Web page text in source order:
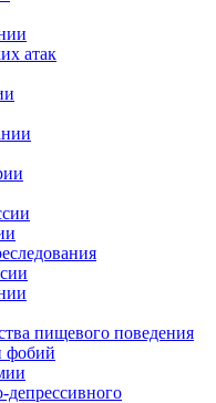
атак
пищевого поведения
фобий